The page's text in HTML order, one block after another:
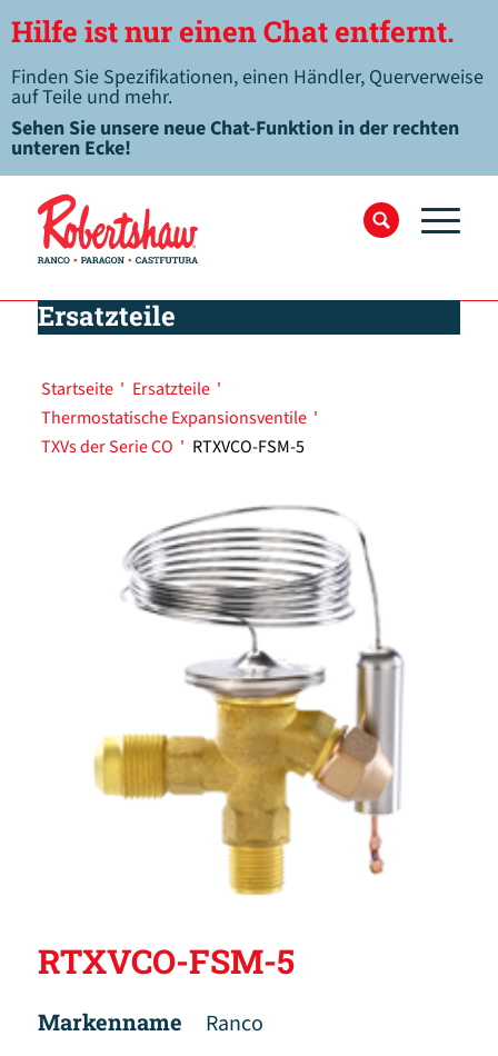
Hilfe ist nur einen Chat entfernt.
Finden Sie Spezifikationen, einen Händler, Querverweise
auf Teile und mehr.
Sehen Sie unsere neue Chat-Funktion in der rechten
unteren Ecke!
Ersatzteile
Startseite ' Ersatzteile '
Thermostatische Expansionsventile '
TXVs der Serie CO ' RTXVCO-FSM-5
RTXVCO-FSM-5
Markenname
Ranco